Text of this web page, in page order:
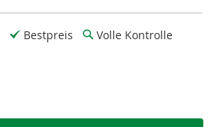
Bestpreis
Volle Kontrolle